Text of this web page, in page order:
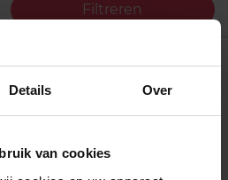
Details Over
van cookies
Filtreren